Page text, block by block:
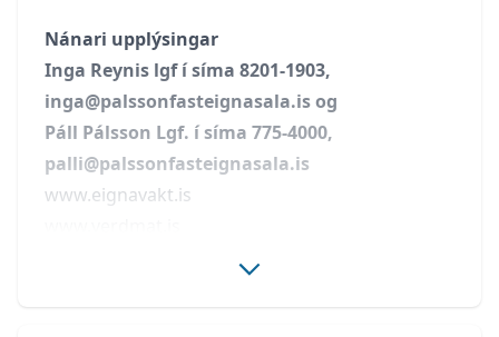
Nánari upplýsingar
Inga Reynis lgf í síma 8201-1903,
inga@palssonfasteignasala.is og
Páll Pálsson Lgf. í síma 775-4000,
palli@palssonfasteignasala.is
www.eignavakt.is